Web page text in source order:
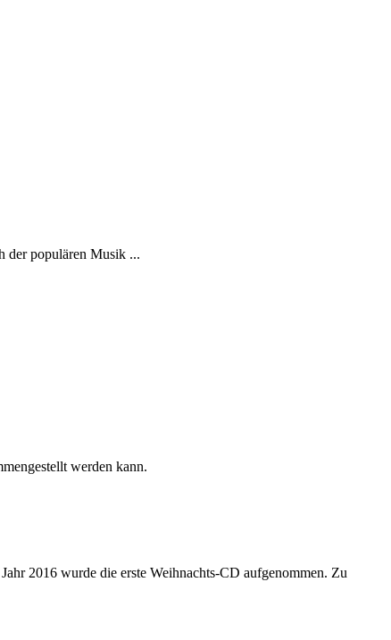
der populären Musik ...
werden kann.
2016 wurde die erste Weihnachts-CD aufgenommen. Zu